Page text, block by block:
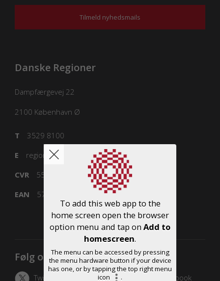
Tilmeld nyhedsmails
Danske Regioner
Dampfærgevej 22
2100 København Ø
3529 8100
T
regioner@regioner.dk
E
55832218
CVR
5798000016477
EAN
Følg os
Twitter LinkedIn Facebook
To add this web app to the
home screen open the browser
option menu and tap on Add to
homescreen.
The menu can be accessed by pressing
the menu hardware button if your device
has one, or by tapping the top right menu
icon
.